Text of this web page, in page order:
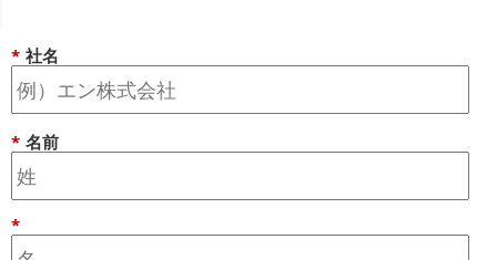
* 社名
* 名前
*